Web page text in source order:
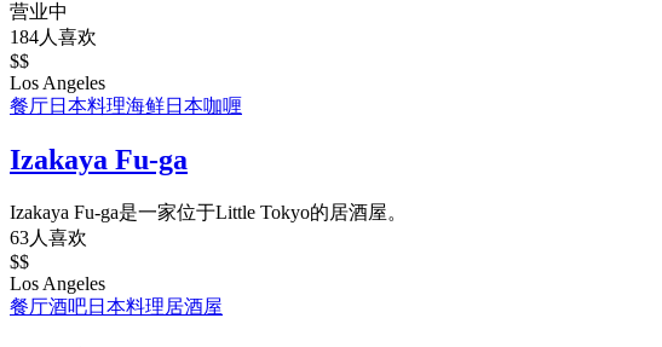
营业中
184人喜欢
$$
Los Angeles
餐厅日本料理海鲜日本咖喱
Izakaya Fu-ga
Izakaya Fu-ga是一家位于Little Tokyo的居酒屋。
63人喜欢
$$
Los Angeles
餐厅酒吧日本料理居酒屋